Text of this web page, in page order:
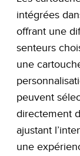
intégrées
offrant une
senteurs
une
peuvent
directement
ajustant
une